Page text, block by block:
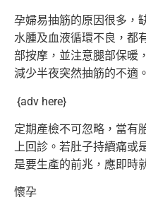
孕婦易抽筋的原因很多，
水腫及血液循環不良，都
部按摩，並注意腿部保暖
減少半夜突然抽筋的不適。
{adv here}
定期產檢不可忽略，當有
上回診。 若肚子持續痛或
是要生產的前兆， 應即時
懷孕